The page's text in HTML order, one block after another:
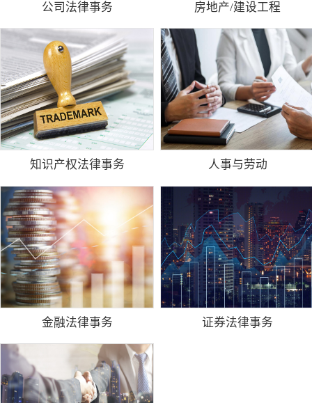
公司法律事务 房地产/建设工程
知识产权法律事务 人事与劳动
金融法律事务 证券法律事务